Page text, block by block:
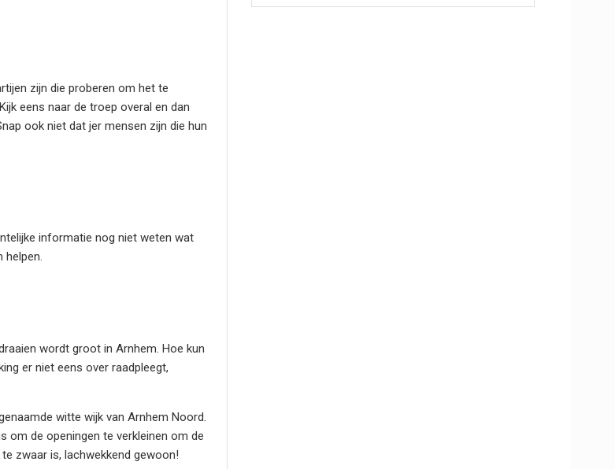
zijn die proberen om het te
eens naar de troep overal en dan
ook niet dat jer mensen zijn die hun
informatie nog niet weten wat
helpen.
wordt groot in Arnhem. Hoe kun
er niet eens over raadpleegt,
witte wijk van Arnhem Noord.
om de openingen te verkleinen om de
zwaar is, lachwekkend gewoon!